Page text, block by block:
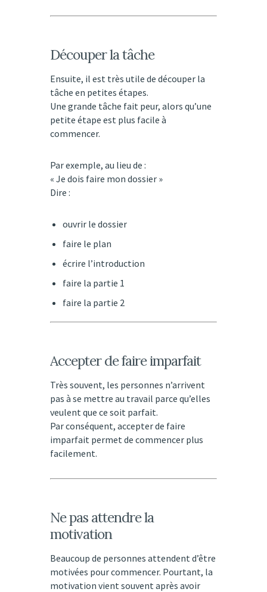
Découper la tâche
Ensuite, il est très utile de découper la
tâche en petites étapes.
Une grande tâche fait peur, alors qu’une
petite étape est plus facile à
commencer.
Par exemple, au lieu de :
« Je dois faire mon dossier »
Dire :
ouvrir le dossier
faire le plan
écrire l’introduction
faire la partie 1
faire la partie 2
Accepter de faire imparfait
Très souvent, les personnes n’arrivent
pas à se mettre au travail parce qu’elles
veulent que ce soit parfait.
Par conséquent, accepter de faire
imparfait permet de commencer plus
facilement.
Ne pas attendre la
motivation
Beaucoup de personnes attendent d’être
motivées pour commencer. Pourtant, la
motivation vient souvent après avoir